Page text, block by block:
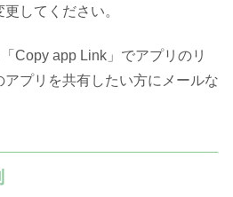
してください。
Copy app Link」でアプリのリ
プリを共有したい方にメールな